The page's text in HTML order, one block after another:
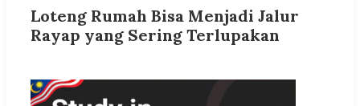
Loteng Rumah Bisa Menjadi Jalur
Rayap yang Sering Terlupakan